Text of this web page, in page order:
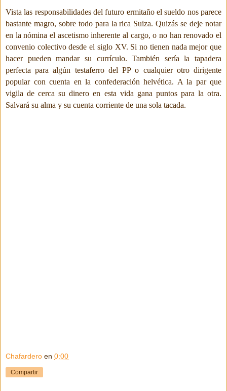
Vista las responsabilidades del futuro ermitaño el sueldo nos parece
bastante magro, sobre todo para la rica Suiza. Quizás se deje notar
en la nómina el ascetismo inherente al cargo, o no han renovado el
convenio colectivo desde el siglo XV. Si no tienen nada mejor que
hacer pueden mandar su currículo. También sería la tapadera
perfecta para algún testaferro del PP o cualquier otro dirigente
popular con cuenta en la confederación helvética. A la par que
vigila de cerca su dinero en esta vida gana puntos para la otra.
Salvará su alma y su cuenta corriente de una sola tacada.
Chafardero en 0:00
Compartir